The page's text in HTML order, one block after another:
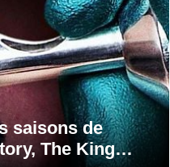
saisons de
The King…